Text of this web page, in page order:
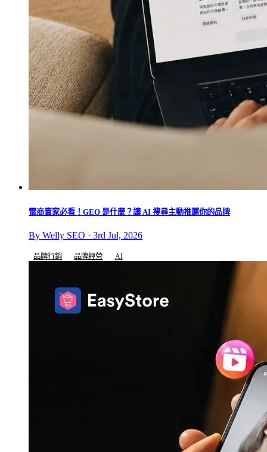
電商賣家必看！GEO 是什麼？讓 AI 搜尋主動推薦你的品牌
By Welly SEO · 3rd Jul, 2026
品牌行銷 品牌經營 AI